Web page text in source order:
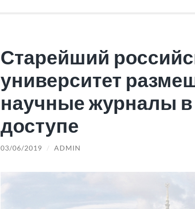
Старейший
университет
научные журналы
доступе
03/06/2019 / ADMIN